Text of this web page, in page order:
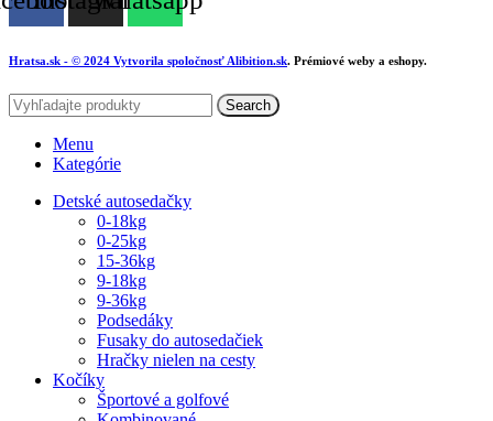
Hratsa.sk - © 2024 Vytvorila spoločnosť Alibition.sk. Prémiové weby a eshopy.
Search
Menu
Kategórie
Detské autosedačky
0-18kg
0-25kg
15-36kg
9-18kg
9-36kg
Podsedáky
Fusaky do autosedačiek
Hračky nielen na cesty
Kočíky
Športové a golfové